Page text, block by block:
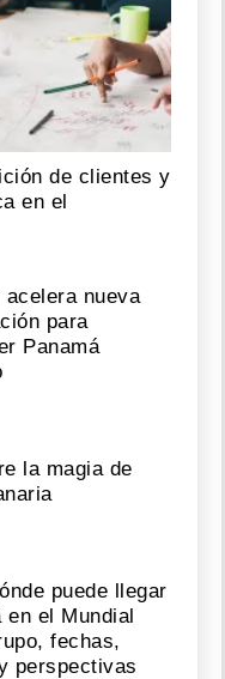
de clientes y
en el
acelera nueva
para
Panamá
la magia de
puede llegar
en el Mundial
fechas,
perspectivas